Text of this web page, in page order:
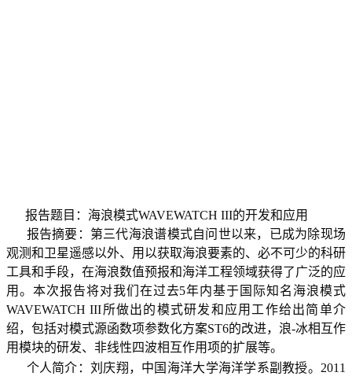
报告题目：海浪模式WAVEWATCH III的开发和应用
报告摘要：第三代海浪谱模式自问世以来，已成为除现场
观测和卫星遥感以外、用以获取海浪要素的、必不可少的科研
工具和手段，在海浪数值预报和海洋工程领域获得了广泛的应
用。本次报告将对我们在过去5年内基于国际知名海浪模式
WAVEWATCH III所做出的模式研发和应用工作给出简单介
绍，包括对模式源函数项参数化方案ST6的改进，浪-冰相互作
用模块的研发、非线性四波相互作用项的扩展等。
个人简介：刘庆翔，中国海洋大学海洋学系副教授。 2011